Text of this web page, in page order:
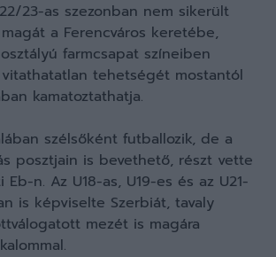
23-as szezonban nem sikerült
a Ferencváros keretébe,
farmcsapat színeiben
tehetségét mostantól
kamatoztathatja.
szélsőként futballozik, de a
posztjain is bevethető, részt vette
Eb-n. Az U18-as, U19-es és az U21-
is képviselte Szerbiát, tavaly
mezét is magára